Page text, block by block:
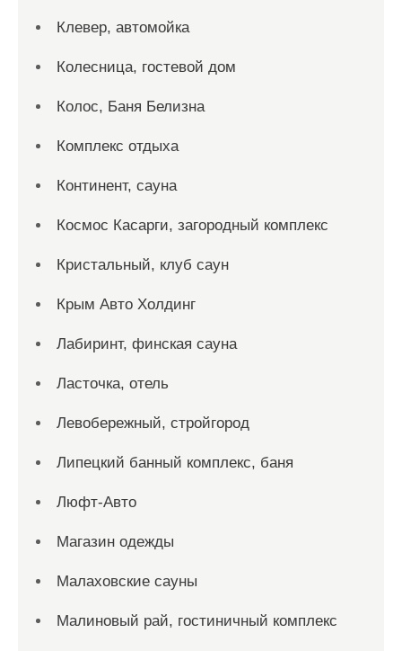
Клевер, автомойка
Колесница, гостевой дом
Колос, Баня Белизна
Комплекс отдыха
Континент, сауна
Космос Касарги, загородный комплекс
Кристальный, клуб саун
Крым Авто Холдинг
Лабиринт, финская сауна
Ласточка, отель
Левобережный, стройгород
Липецкий банный комплекс, баня
Люфт-Авто
Магазин одежды
Малаховские сауны
Малиновый рай, гостиничный комплекс